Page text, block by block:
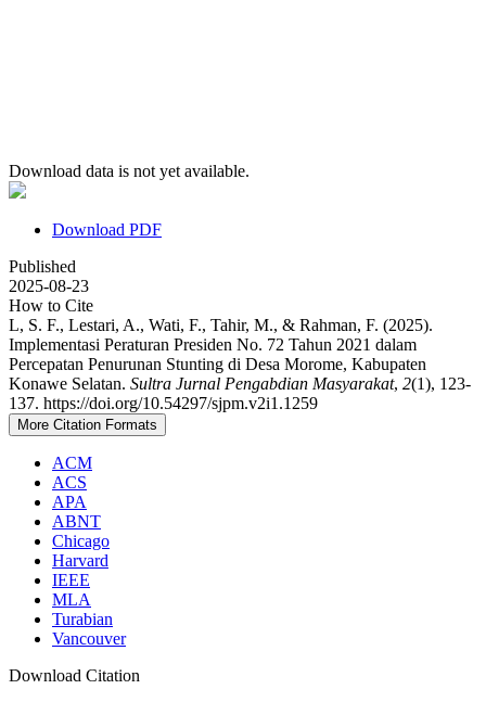
Download data is not yet available.
Download PDF
Published
2025-08-23
How to Cite
L, S. F., Lestari, A., Wati, F., Tahir, M., & Rahman, F. (2025).
Implementasi Peraturan Presiden No. 72 Tahun 2021 dalam
Percepatan Penurunan Stunting di Desa Morome, Kabupaten
Konawe Selatan. Sultra Jurnal Pengabdian Masyarakat, 2(1), 123-
137. https://doi.org/10.54297/sjpm.v2i1.1259
More Citation Formats
ACM
ACS
APA
ABNT
Chicago
Harvard
IEEE
MLA
Turabian
Vancouver
Download Citation